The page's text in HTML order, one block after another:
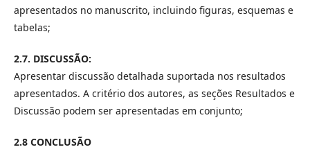
apresentados no manuscrito, incluindo figuras, esquemas e
tabelas;
2.7. DISCUSSÃO:
Apresentar discussão detalhada suportada nos resultados
apresentados. A critério dos autores, as seções Resultados e
Discussão podem ser apresentadas em conjunto;
2.8 CONCLUSÃO